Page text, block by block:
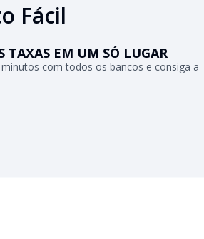
Fácil
TAXAS EM UM SÓ LUGAR
com todos os bancos e consiga a